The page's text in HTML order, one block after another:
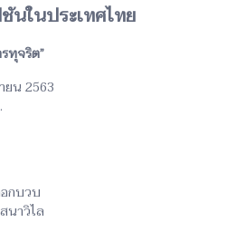
นในประเทศไทย
ทุจริต”
น 2563
กบวบ
นาวิไล